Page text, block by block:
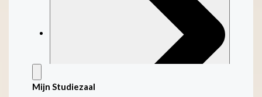
Mijn Studiezaal